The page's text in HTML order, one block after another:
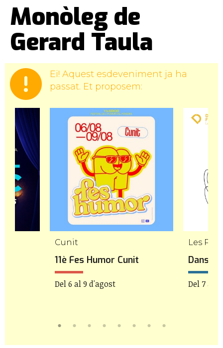
Monòleg de
Gerard Taula
Ei! Aquest esdeveniment ja ha
passat. Et proposem:
Cunit
11è Fes Humor Cunit
Del 6 al 9 d'agost
Les
Del 7 al